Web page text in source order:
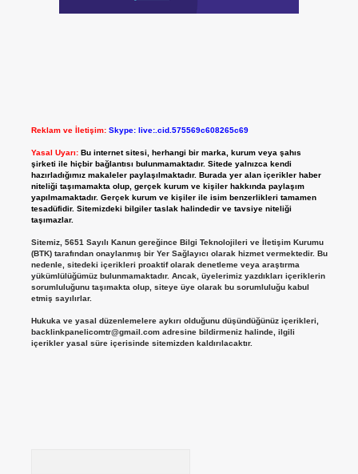
Reklam ve İletişim: Skype: live:.cid.575569c608265c69
Yasal Uyarı: Bu internet sitesi, herhangi bir marka, kurum veya şahıs
şirketi ile hiçbir bağlantısı bulunmamaktadır. Sitede yalnızca kendi
hazırladığımız makaleler paylaşılmaktadır. Burada yer alan içerikler haber
niteliği taşımamakta olup, gerçek kurum ve kişiler hakkında paylaşım
yapılmamaktadır. Gerçek kurum ve kişiler ile isim benzerlikleri tamamen
tesadüfidir. Sitemizdeki bilgiler taslak halindedir ve tavsiye niteliği
taşımazlar.
Sitemiz, 5651 Sayılı Kanun gereğince Bilgi Teknolojileri ve İletişim Kurumu
(BTK) tarafından onaylanmış bir Yer Sağlayıcı olarak hizmet vermektedir. Bu
nedenle, sitedeki içerikleri proaktif olarak denetleme veya araştırma
yükümlülüğümüz bulunmamaktadır. Ancak, üyelerimiz yazdıkları içeriklerin
sorumluluğunu taşımakta olup, siteye üye olarak bu sorumluluğu kabul
etmiş sayılırlar.
Hukuka ve yasal düzenlemelere aykırı olduğunu düşündüğünüz içerikleri,
backlinkpanelicomtr@gmail.comadresine bildirmeniz halinde, ilgili
içerikler yasal süre içerisinde sitemizden kaldırılacaktır.